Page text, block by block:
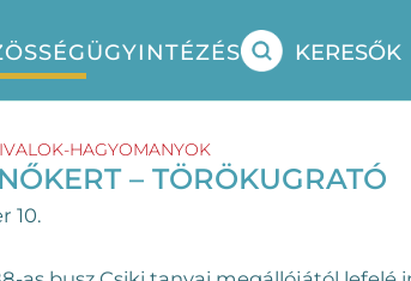
ÜGYINTÉZÉS KERESŐK
HAGYOMANYOK
– TÖRÖKUGRATÓ
10.